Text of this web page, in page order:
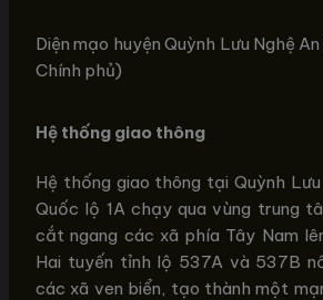
Diện mạo huyện Quỳnh Lưu Nghệ
Chính phủ)
Hệ thống giao thông
Hệ thống giao thông tại Quỳnh
Quốc lộ 1A chạy qua vùng trung
cắt ngang các xã phía Tây Nam
Hai tuyến tỉnh lộ 537A và 537B
các xã ven biển, tạo thành một